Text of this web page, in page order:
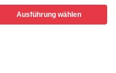
Ausführung wählen